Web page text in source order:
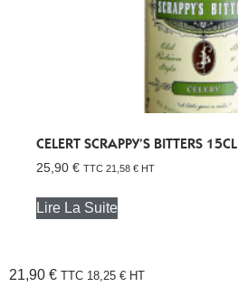
CELERT SCRAPPY’S BITTERS 15CL
25,90 € TTC 21,58 € HT
Lire La Suite
21,90 € TTC 18,25 € HT